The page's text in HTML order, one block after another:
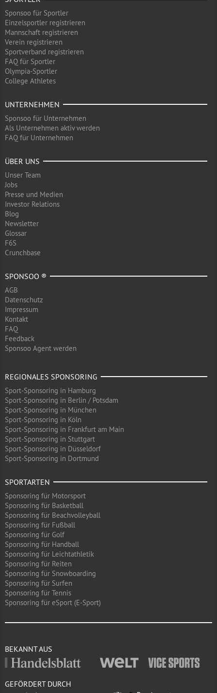
Sponsoo für Sportler
Einzelsportler registrieren
Mannschaft registrieren
Verein registrieren
Sportverband registrieren
FAQ für Sportler
Olympia-Sportler
College Athletes
UNTERNEHMEN
Sponsoo für Unternehmen
Als Unternehmen aktiv werden
FAQ für Unternehmen
ÜBER UNS
Unser Team
Jobs
Presse und Medien
Investor Relations
Blog
Newsletter
Glossar
F6S
Crunchbase
SPONSOO ®
AGB
Datenschutz
Impressum
Kontakt
FAQ
Feedback
Sponsoo Agent werden
REGIONALES SPONSORING
Sport-Sponsoring in Hamburg
Sport-Sponsoring in Berlin / Potsdam
Sport-Sponsoring in München
Sport-Sponsoring in Köln
Sport-Sponsoring in Frankfurt am Main
Sport-Sponsoring in Stuttgart
Sport-Sponsoring in Düsseldorf
Sport-Sponsoring in Dortmund
SPORTARTEN
Sponsoring für Motorsport
Sponsoring für Basketball
Sponsoring für Beachvolleyball
Sponsoring für Fußball
Sponsoring für Golf
Sponsoring für Handball
Sponsoring für Leichtathletik
Sponsoring für Reiten
Sponsoring für Snowboarding
Sponsoring für Surfen
Sponsoring für Tennis
Sponsoring für eSport (E-Sport)
BEKANNT AUS
GEFÖRDERT DURCH